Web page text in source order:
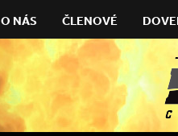
O NÁS ČLENOVÉ